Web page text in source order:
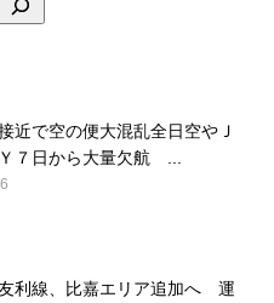
近で空の便大混乱全日空やＪ
７日から大量欠航 ...
利線、比嘉エリア追加へ 運